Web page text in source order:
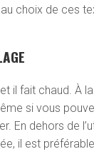
choix de ces
il fait chaud. À
si vous
En dehors de
il est